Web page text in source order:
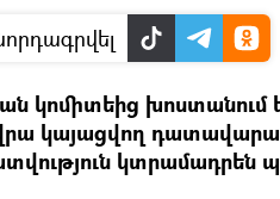
կոմիտեից խոստանում
կայացվող
կտրամադրեն